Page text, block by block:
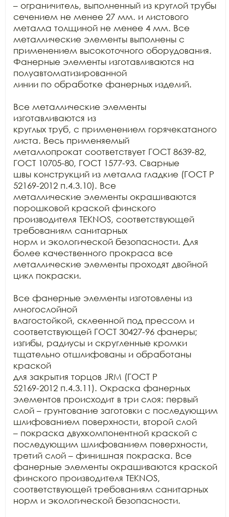
– ограничитель, выполненный из круглой трубы
сечением не менее 27 мм. и листового
металла толщиной не менее 4 мм. Все
металлические элементы выполнены с
применением высокоточного оборудования.
Фанерные элементы изготавливаются на
полуавтоматизированной
линии по обработке фанерных изделий.
Все металлические элементы
изготавливаются из
круглых труб, с применением горячекатаного
листа. Весь применяемый
металлопрокат соответствует ГОСТ 8639-82,
ГОСТ 10705-80, ГОСТ 1577-93. Сварные
швы конструкций из металла гладкие (ГОСТ Р
52169-2012 п.4.3.10). Все
металлические элементы окрашиваются
порошковой краской финского
производителя TEKNOS, соответствующей
требованиям санитарных
норм и экологической безопасности. Для
более качественного прокраса все
металлические элементы проходят двойной
цикл покраски.
Все фанерные элементы изготовлены из
многослойной
влагостойкой, склеенной под прессом и
соответствующей ГОСТ 30427-96 фанеры;
изгибы, радиусы и скругленные кромки
тщательно отшлифованы и обработаны
краской
для закрытия торцов JRM (ГОСТ Р
52169-2012 п.4.3.11). Окраска фанерных
элементов происходит в три слоя: первый
слой – грунтование заготовки с последующим
шлифованием поверхности, второй слой
– покраска двухкомпонентной краской с
последующим шлифованием поверхности,
третий слой – финишная покраска. Все
фанерные элементы окрашиваются краской
финского производителя TEKNOS,
соответствующей требованиям санитарных
норм и экологической безопасности.